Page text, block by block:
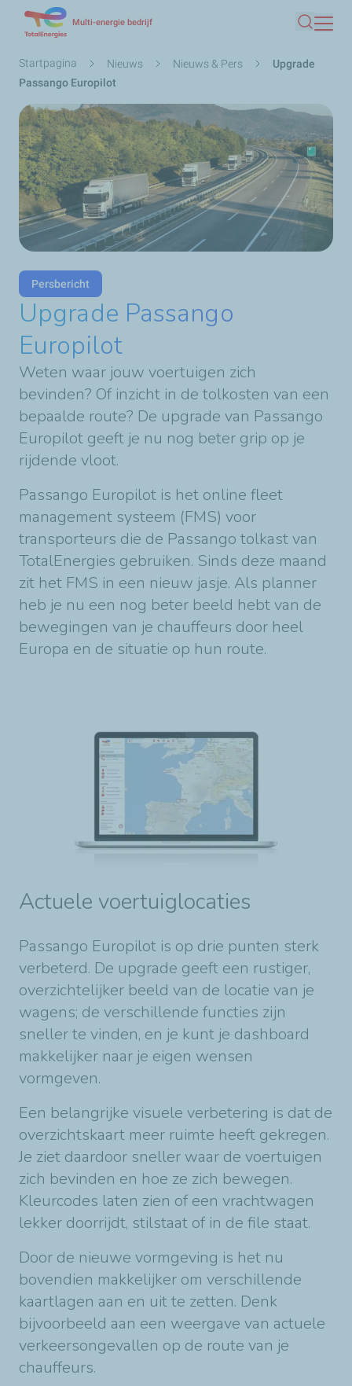
naar
gaan
Multi-energie bedrijf
Zoeken
Kruimelpad
Startpagina Nieuws Nieuws & Pers
Upgrade
Passango Europilot
Persbericht
Upgrade Passango
Europilot
Weten waar jouw voertuigen zich
bevinden? Of inzicht in de tolkosten van een
bepaalde route? De upgrade van Passango
Europilot geeft je nu nog beter grip op je
rijdende vloot.
Passango Europilot is het online fleet
management systeem (FMS) voor
transporteurs die de Passango tolkast van
TotalEnergies gebruiken. Sinds deze maand
zit het FMS in een nieuw jasje. Als planner
heb je nu een nog beter beeld hebt van de
bewegingen van je chauffeurs door heel
Europa en de situatie op hun route.
Actuele voertuiglocaties
Passango Europilot is op drie punten sterk
verbeterd. De upgrade geeft een rustiger,
overzichtelijker beeld van de locatie van je
wagens; de verschillende functies zijn
sneller te vinden, en je kunt je dashboard
makkelijker naar je eigen wensen
vormgeven.
Een belangrijke visuele verbetering is dat de
overzichtskaart meer ruimte heeft gekregen.
Je ziet daardoor sneller waar de voertuigen
zich bevinden en hoe ze zich bewegen.
Kleurcodes laten zien of een vrachtwagen
lekker doorrijdt, stilstaat of in de file staat.
Door de nieuwe vormgeving is het nu
bovendien makkelijker om verschillende
kaartlagen aan en uit te zetten. Denk
bijvoorbeeld aan een weergave van actuele
verkeersongevallen op de route van je
chauffeurs.